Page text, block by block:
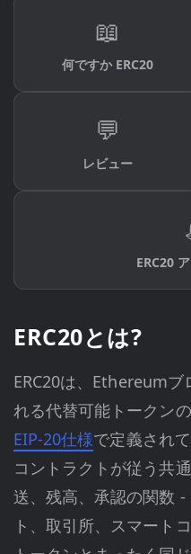
📖
何ですか ERC20
💬
レビュー
ERC20
ERC20とは?
ERC20は、Ethereumブ
れる代替可能トークン
EIP-20仕様で定義され
コントラクトが従う共
送、残高、承認の関数
ト、取引所、スマート